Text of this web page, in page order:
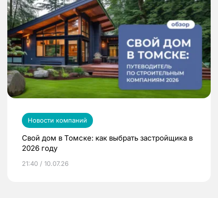
Новости компаний
Свой дом в Томске: как выбрать застройщика в
2026 году
21:40 / 10.07.26